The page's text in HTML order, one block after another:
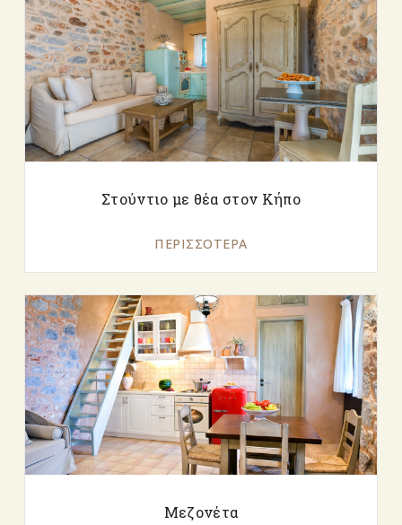
Στούντιο με θέα στον Κήπο
ΠΕΡΙΣΣΌΤΕΡΑ
Μεζονέτα